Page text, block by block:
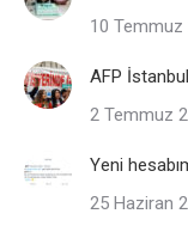
10 Temmuz
AFP
2 Temmuz
Yeni
25 Haziran